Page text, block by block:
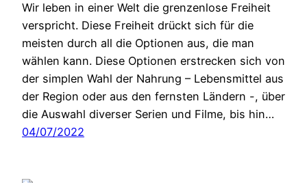
Wir leben in einer Welt die grenzenlose Freiheit
verspricht. Diese Freiheit drückt sich für die
meisten durch all die Optionen aus, die man
wählen kann. Diese Optionen erstrecken sich von
der simplen Wahl der Nahrung – Lebensmittel aus
der Region oder aus den fernsten Ländern -, über
die Auswahl diverser Serien und Filme, bis hin…
04/07/2022